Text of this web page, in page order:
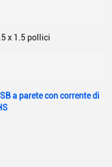
x 1.5 pollici
a parete con corrente di